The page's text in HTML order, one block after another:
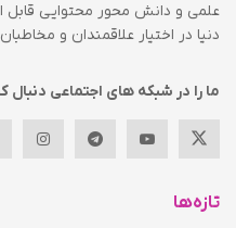
علمی و دانش محور محتوایی قابل
دنیا در اختیار علاقمندان و
ما را در شبکه های اجتماعی دنبال
تازه‌ها